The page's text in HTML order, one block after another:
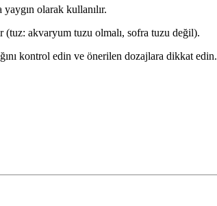
olarak kullanılır.
(tuz: akvaryum tuzu olmalı, sofra tuzu değil).
kontrol edin ve önerilen dozajlara dikkat edin.